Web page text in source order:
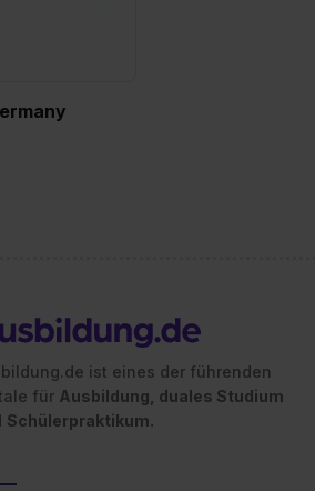
ist eines der führenden
für Ausbildung, duales Studium
Schülerpraktikum.